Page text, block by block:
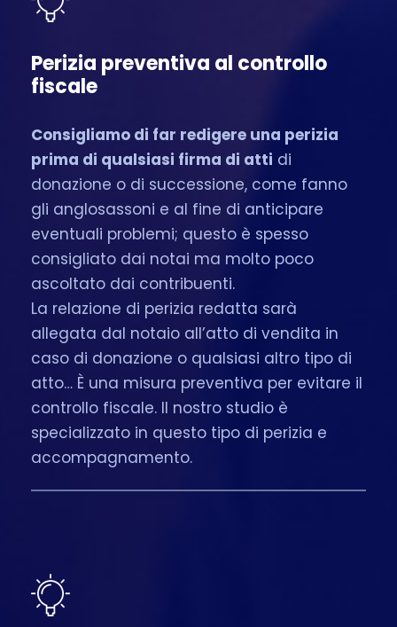
Perizia preventiva al controllo
fiscale
Consigliamo di far redigere una perizia
prima di qualsiasi firma di atti di
donazione o di successione, come fanno
gli anglosassoni e al fine di anticipare
eventuali problemi; questo è spesso
consigliato dai notai ma molto poco
ascoltato dai contribuenti.
La relazione di perizia redatta sarà
allegata dal notaio all’atto di vendita in
caso di donazione o qualsiasi altro tipo di
atto… È una misura preventiva per evitare il
controllo fiscale. Il nostro studio è
specializzato in questo tipo di perizia e
accompagnamento.